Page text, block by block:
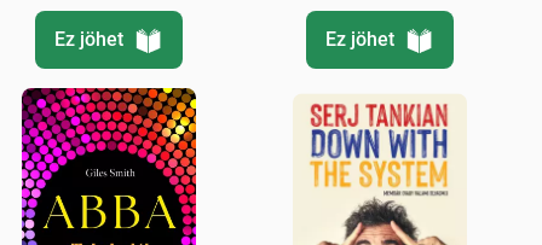
Ez jöhet Ez jöhet